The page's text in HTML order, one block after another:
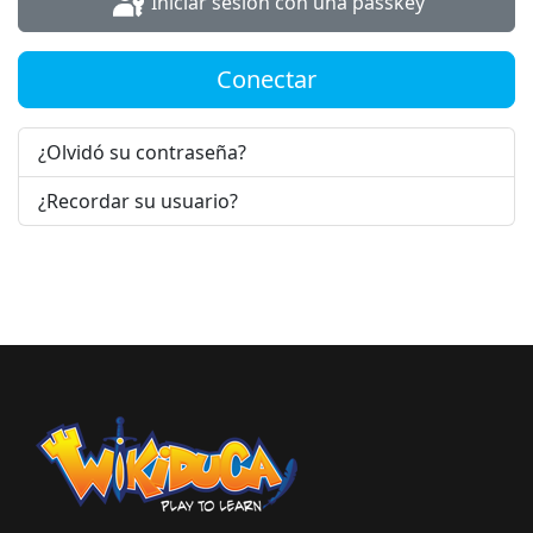
Conectar
¿Olvidó su contraseña?
¿Recordar su usuario?